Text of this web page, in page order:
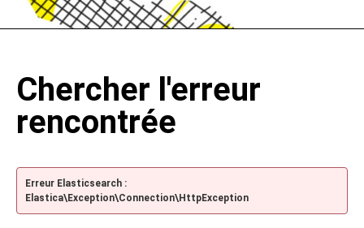
Chercher l'erreur
rencontrée
Erreur Elasticsearch :
Elastica\Exception\Connection\HttpException